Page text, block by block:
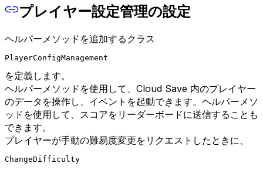
プレイヤー設定管理の設定
ヘルパーメソッドを追加するクラス
PlayerConfigManagement
を定義します。
ヘルパーメソッドを使用して、Cloud Save 内のプレイヤー
のデータを操作し、イベントを起動できます。ヘルパーメソ
ッドを使用して、スコアをリーダーボードに送信することも
できます。
プレイヤーが手動の難易度変更をリクエストしたときに、
ChangeDifficulty